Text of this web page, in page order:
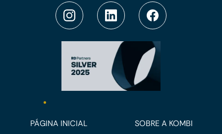
PÁGINA INICIAL SOBRE A KOMBI